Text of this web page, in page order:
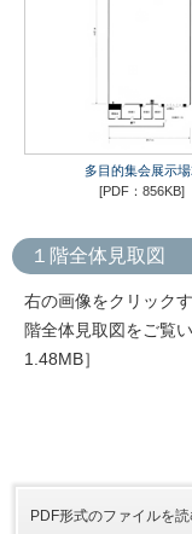
多目的集会展示
[PDF：856KB]
１階全体見取図
右の画像をクリック
階全体見取図をご覧
1.48MB］
PDF形式のファイルを